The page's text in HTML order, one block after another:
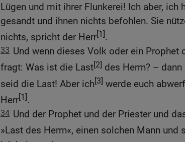
Lügen und mit ihrer Flunkerei! Ich aber, ich
gesandt und ihnen nichts befohlen. Sie
nichts, spricht der Herr[1].
33 Und wenn dieses Volk oder ein Prophet
fragt: Was ist die Last[2] des Herrn? –
seid die Last! Aber ich[3] werde euch
Herr[1].
34 Und der Prophet und der Priester und
»Last des Herrn«, einen solchen Mann und